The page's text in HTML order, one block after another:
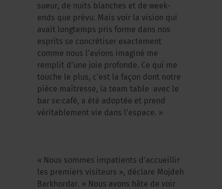
sueur, de nuits blanches et de week-
ends que prévu. Mais voir la vision qui
avait longtemps pris forme dans nos
esprits se concrétiser exactement
comme nous l’avions imaginé me
remplit d’une joie profonde. Ce qui me
touche le plus, c’est la façon dont notre
pièce maîtresse, la team table avec le
bar se:café, a été adoptée et prend
véritablement vie dans l’espace. »
« Nous sommes impatients d’accueillir
les premiers visiteurs », déclare Mojdeh
Barkhordar. « Nous avons hâte de voir